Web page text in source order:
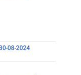
08-2024